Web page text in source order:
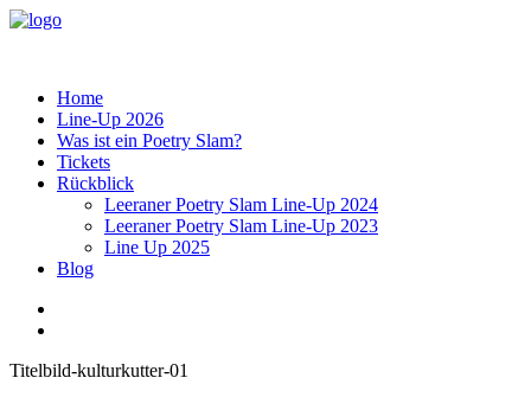
Home
Line-Up 2026
Was ist ein Poetry Slam?
Tickets
Rückblick
Leeraner Poetry Slam Line-Up 2024
Leeraner Poetry Slam Line-Up 2023
Line Up 2025
Blog
Titelbild-kulturkutter-01